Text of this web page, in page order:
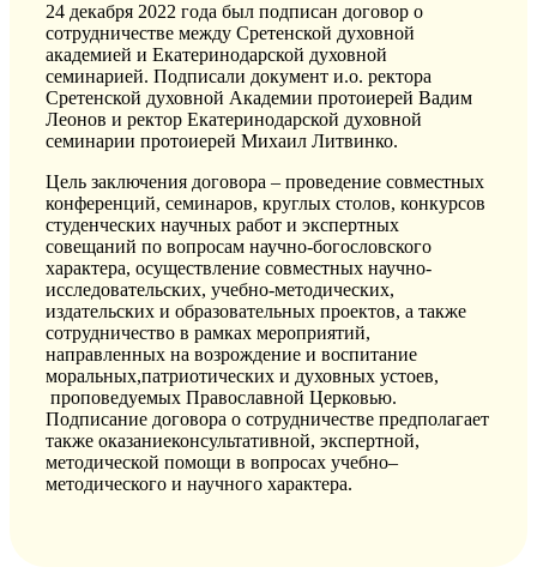
24 декабря 2022 года был подписан договор о
сотрудничестве между Сретенской духовной
академией и Екатеринодарской духовной
семинарией. Подписали документ и.о. ректора
Сретенской духовной Академии протоиерей Вадим
Леонов и ректор Екатеринодарской духовной
семинарии протоиерей Михаил Литвинко.
Цель заключения договора – проведение совместных
конференций, семинаров, круглых столов, конкурсов
студенческих научных работ и экспертных
совещаний по вопросам научно-богословского
характера, осуществление совместных научно-
исследовательских, учебно-методических,
издательских и образовательных проектов, а также
сотрудничество в рамках мероприятий,
направленных на возрождение и воспитание
моральных,патриотических и духовных устоев,
проповедуемых Православной Церковью.
Подписание договора о сотрудничестве предполагает
также оказаниеконсультативной, экспертной,
методической помощи в вопросах учебно–
методического и научного характера.